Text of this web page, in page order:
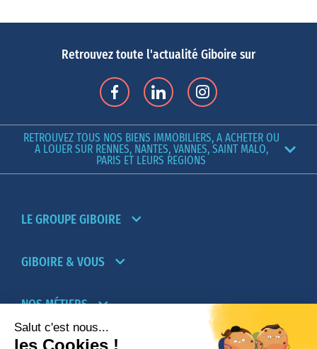
Retrouvez toute l'actualité Giboire sur
RETROUVEZ TOUS NOS BIENS IMMOBILIERS, A ACHETER OU
A LOUER SUR RENNES, NANTES, VANNES, SAINT MALO,
PARIS ET LEURS REGIONS
LE GROUPE GIBOIRE
GIBOIRE & VOUS
NOS MÉTIERS